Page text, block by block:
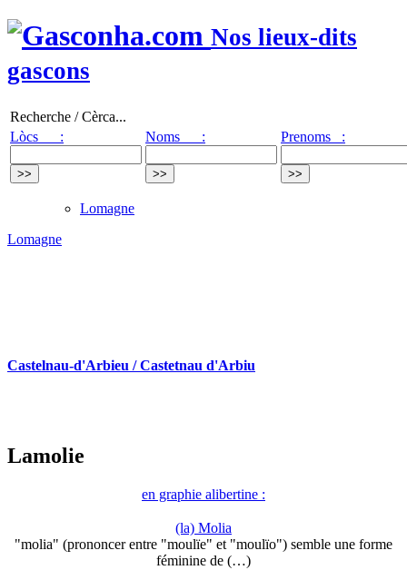
Nos lieux-dits
gascons
Recherche / Cèrca...
Lòcs :
Noms : Prenoms :
Lomagne
Lomagne
Castelnau-d'Arbieu / Castetnau d'Arbiu
Lamolie
en graphie alibertine :
(la) Molia
"molia" (prononcer entre "moulïe" et "moulïo") semble une forme
féminine de (…)